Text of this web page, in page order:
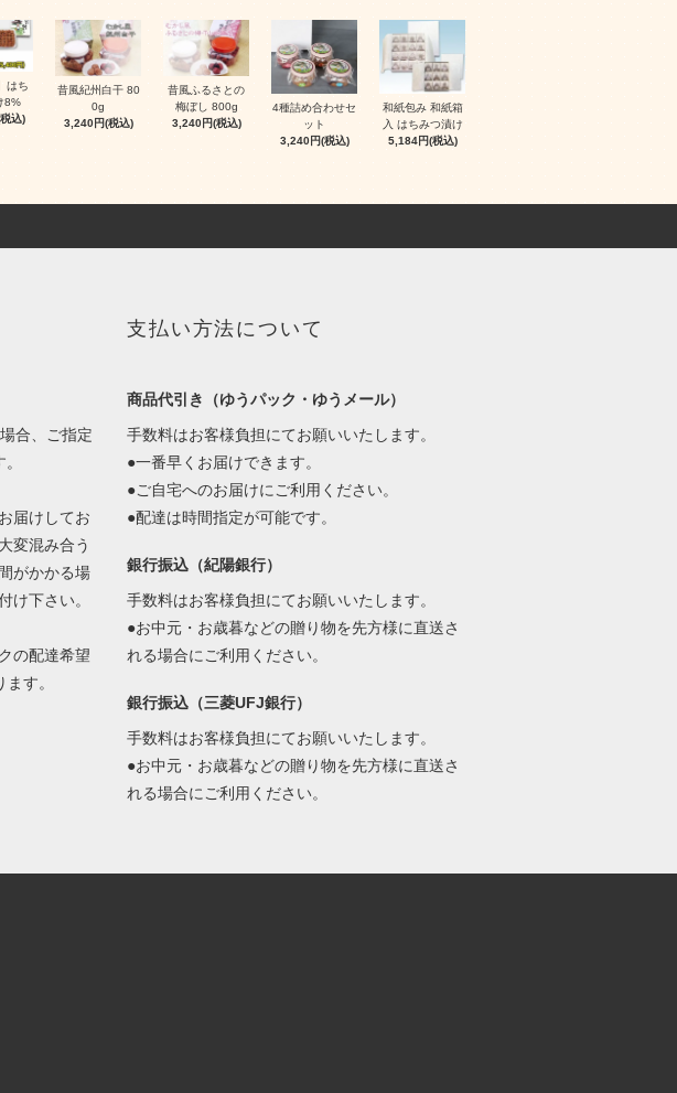
はち
8%
込)
昔風紀州白干 80
0g
3,240円(税込)
昔風ふるさとの
梅ぼし 800g
3,240円(税込)
4種詰め合わせセ
ット
3,240円(税込)
和紙包み 和紙箱
入 はちみつ漬け
5,184円(税込)
合、ご指定
届けしてお
変混み合う
がかかる場
け下さい。
の配達希望
ます。
支払い方法について
商品代引き（ゆうパック・ゆうメール）
手数料はお客様負担にてお願いいたします。
●一番早くお届けできます。
●ご自宅へのお届けにご利用ください。
●配達は時間指定が可能です。
銀行振込（紀陽銀行）
手数料はお客様負担にてお願いいたします。
●お中元・お歳暮などの贈り物を先方様に直送さ
れる場合にご利用ください。
銀行振込（三菱UFJ銀行）
手数料はお客様負担にてお願いいたします。
●お中元・お歳暮などの贈り物を先方様に直送さ
れる場合にご利用ください。